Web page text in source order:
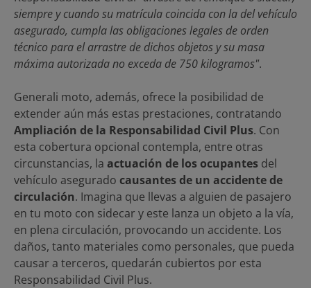
siempre y cuando su matrícula coincida con la del vehículo
asegurado, cumpla las obligaciones legales de orden
técnico para el arrastre de dichos objetos y su masa
máxima autorizada no exceda de 750 kilogramos".
Generali moto, además, ofrece la posibilidad de
extender aún más estas prestaciones, contratando
Ampliación de la Responsabilidad Civil Plus. Con
esta cobertura opcional contempla, entre otras
circunstancias, la actuación de los ocupantes del
vehículo asegurado causantes de un accidente de
circulación. Imagina que llevas a alguien de pasajero
en tu moto con sidecar y este lanza un objeto a la vía,
en plena circulación, provocando un accidente. Los
daños, tanto materiales como personales, que pueda
causar a terceros, quedarán cubiertos por esta
Responsabilidad Civil Plus.